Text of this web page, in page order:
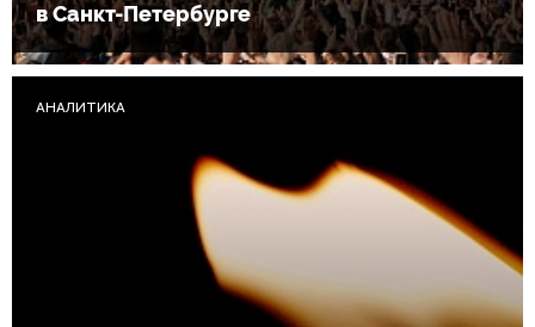
в Санкт-Петербурге
АНАЛИТИКА